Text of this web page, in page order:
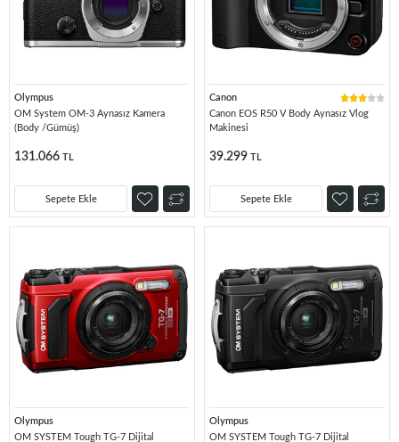
Olympus
OM System OM-3 Aynasız Kamera
(Body /Gümüş)
131.066 TL
Sepete Ekle
Canon
Canon EOS R50 V Body Aynasız Vlog
Makinesi
39.299 TL
Sepete Ekle
Olympus
OM SYSTEM Tough TG-7 Dijital
Olympus
OM SYSTEM Tough TG-7 Dijital